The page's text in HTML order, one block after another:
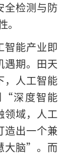
全检测与防
智能产业即
遇期。田天
，人工智能
深度智能
域，人工
造出一个兼
大脑”。而